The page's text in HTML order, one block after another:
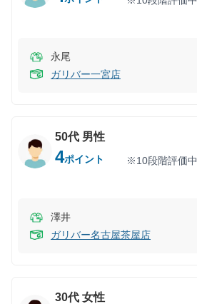
永尾
ガリバー一宮店
50代 男性
4ポイント ※10段階評価中
澤井
ガリバー名古屋茶屋店
30代 女性